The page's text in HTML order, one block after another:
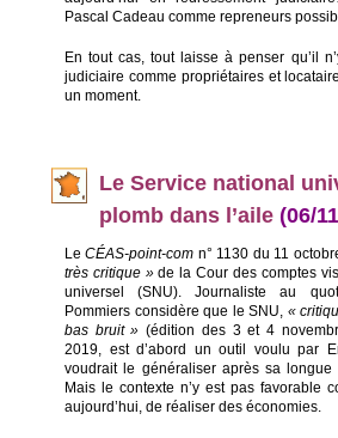
Pascal Cadeau comme repreneurs
En tout cas, tout laisse à penser qu’il
judiciaire comme propriétaires et
un moment.
Le Service national
plomb dans l’aile(06/
LeCÉAS-point-com n° 1130 du 11
très critique »de la Cour des comptes
universel (SNU). Journaliste au
Pommiers considère que le SNU, «
bas bruit » (édition des 3 et 4
2019, est d’abord un outil voulu par
voudrait le généraliser après sa longue
Mais le contexte n’y est pas favorable
aujourd’hui, de réaliser des économies.